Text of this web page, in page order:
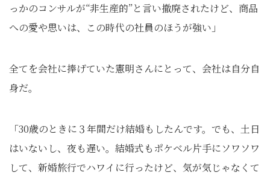
っかのコンサルが“非生産的”と言い撤廃されたけど、商品
への愛や思いは、この時代の社員のほうが強い」
全てを会社に捧げていた憲明さんにとって、会社は自分自
身だ。
「30歳のときに３年間だけ結婚もしたんです。でも、土日
はいないし、夜も遅い。結婚式もポケベル片手にソワソワ
して、新婚旅行でハワイに行ったけど、気が気じゃなくて